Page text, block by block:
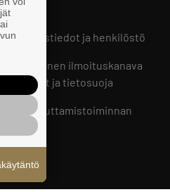
yhteystiedot ja henkilöstö
sisäinen ilmoituskanava
ohjeet ja tietosuoja
vaikuttamistoiminnan